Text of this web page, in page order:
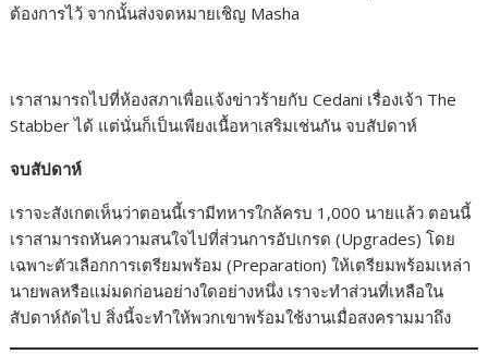
ต้องการไว้ จากนั้นส่งจดหมายเชิญ Masha
เราสามารถไปที่ห้องสภาเพื่อแจ้งข่าวร้ายกับ Cedani เรื่องเจ้า The
Stabber ได้ แต่นั่นก็เป็นเพียงเนื้อหาเสริมเช่นกัน จบสัปดาห์
จบสัปดาห์
เราจะสังเกตเห็นว่าตอนนี้เรามีทหารใกล้ครบ 1,000 นายแล้ว ตอนนี้
เราสามารถหันความสนใจไปที่ส่วนการอัปเกรด (Upgrades) โดย
เฉพาะตัวเลือกการเตรียมพร้อม (Preparation) ให้เตรียมพร้อมเหล่า
นายพลหรือแม่มดก่อนอย่างใดอย่างหนึ่ง เราจะทำส่วนที่เหลือใน
สัปดาห์ถัดไป สิ่งนี้จะทำให้พวกเขาพร้อมใช้งานเมื่อสงครามมาถึง